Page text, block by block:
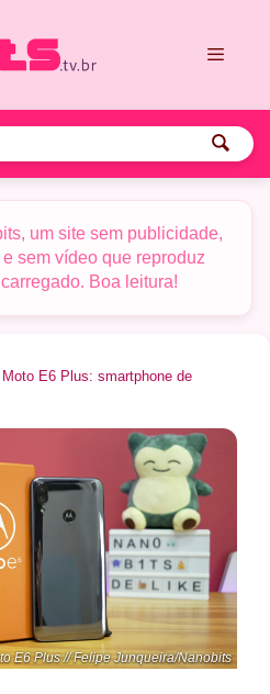
um site sem publicidade,
sem vídeo que reproduz
Boa leitura!
Moto E6 Plus: smartphone de
E6 Plus // Felipe Junqueira/Nanobits